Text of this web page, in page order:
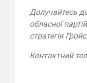
Долучайтесь до
обласної
стратегія
Контактний